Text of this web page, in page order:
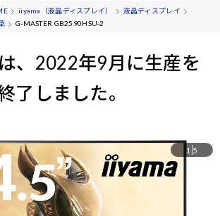
iiyama（液晶ディスプレイ）
液晶ディスプレイ
G-MASTER GB2590HSU-2
、2022年9月に生産を
了しました。
1 5